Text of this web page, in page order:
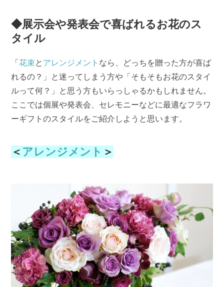
◆展示会や発表会で喜ばれるお花のス
タイル
「花束と アレンジメント なら、どっちを贈った方が喜ば
れるの？」と迷ってしまう方や「そもそもお花のスタイ
ルって何？」と思う方もいらっしゃるかもしれません。
ここでは個展や発表会、セレモニーなどに最適なフラワ
ーギフトのスタイルをご紹介しようと思います。
＜ アレンジメント ＞